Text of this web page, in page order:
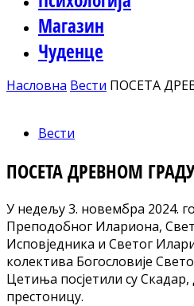
Магазин
Чуденце
Насловна Вести ПОСЕТА
Вести
ПОСЕТА ДРЕВНОМ
У недељу 3. новембра 2024.
Преподобног Илариона,
Исповједника и Светог
колектива Богословије
Цетиња посјетили су Скадар,
престоницу.